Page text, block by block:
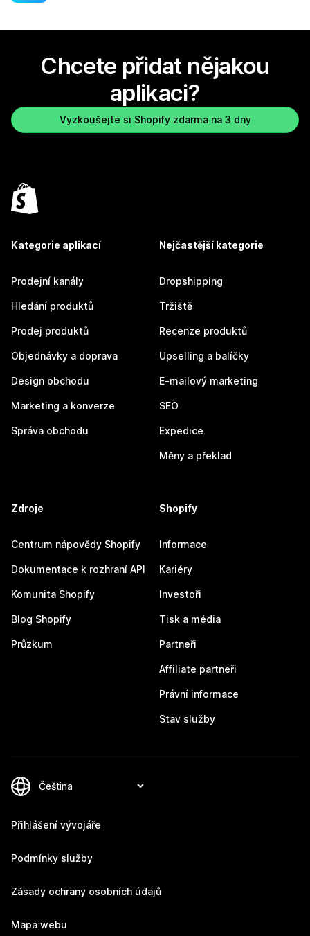
Chcete přidat nějakou
aplikaci?
Vyzkoušejte si Shopify zdarma na 3 dny
Kategorie aplikací
Prodejní kanály
Hledání produktů
Prodej produktů
Objednávky a doprava
Design obchodu
Marketing a konverze
Správa obchodu
Nejčastější kategorie
Dropshipping
Tržiště
Recenze produktů
Upselling a balíčky
E-mailový marketing
SEO
Expedice
Měny a překlad
Zdroje
Centrum nápovědy Shopify
Dokumentace k rozhraní API
Komunita Shopify
Blog Shopify
Průzkum
Shopify
Informace
Kariéry
Investoři
Tisk a média
Partneři
Affiliate partneři
Právní informace
Stav služby
Přihlášení vývojáře
Podmínky služby
Zásady ochrany osobních údajů
Mapa webu